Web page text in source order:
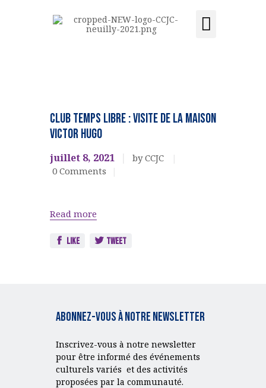
LE CENTRE
ÉVÉNEMENTS
LOCATION DE SALLE
ACQUISITION DU
CENTRE
LIBRE
Club Temps Libre : Visite de la maison
Victor Hugo
juillet 8, 2021
by CCJC
0 Comments
Read more
Like Tweet
Abonnez-vous à notre Newsletter
Inscrivez-vous à notre newsletter
pour être informé des événements
culturels variés et des activités
proposées par la communauté.